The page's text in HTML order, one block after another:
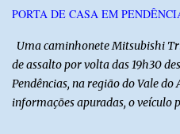
PORTA DE CASA EM
Uma caminhonete Mitsubishi
de assalto por volta das 19h30
Pendências, na região do Vale
informações apuradas, o veículo